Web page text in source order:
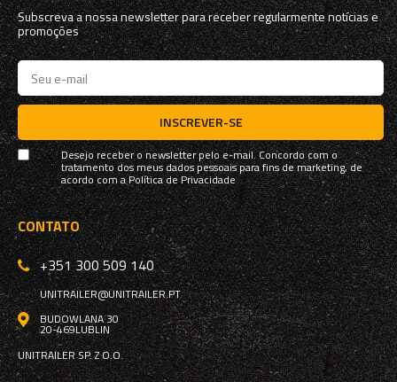
Subscreva a nossa newsletter para receber regularmente notícias e
promoções
INSCREVER-SE
Desejo receber o newsletter pelo e-mail. Concordo com o
tratamento dos meus dados pessoais para fins de marketing, de
acordo com aPolítica de Privacidade
CONTATO
+351 300 509 140
UNITRAILER@UNITRAILER.PT
BUDOWLANA 30
20-469LUBLIN
UNITRAILER SP. Z O.O.